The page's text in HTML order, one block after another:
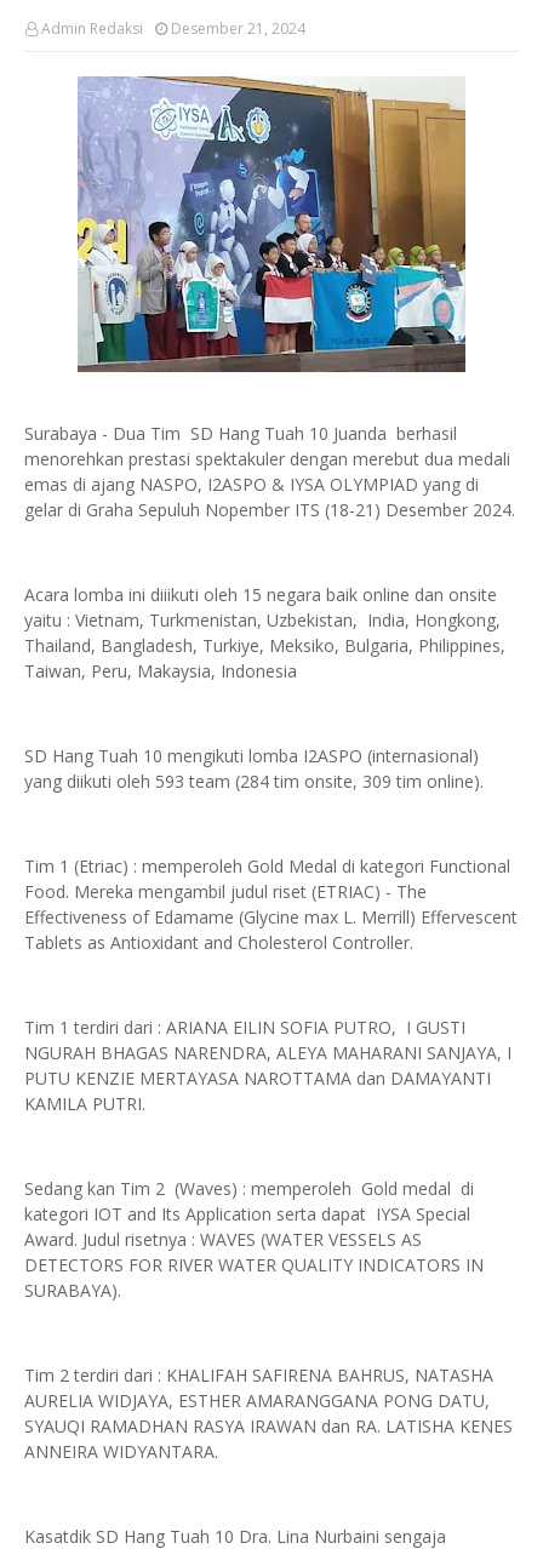
Admin Redaksi Desember 21, 2024
Surabaya - Dua Tim SD Hang Tuah 10 Juanda berhasil
menorehkan prestasi spektakuler dengan merebut dua medali
emas di ajang NASPO, I2ASPO & IYSA OLYMPIAD yang di
gelar di Graha Sepuluh Nopember ITS (18-21) Desember 2024.
Acara lomba ini diiikuti oleh 15 negara baik online dan onsite
yaitu : Vietnam, Turkmenistan, Uzbekistan, India, Hongkong,
Thailand, Bangladesh, Turkiye, Meksiko, Bulgaria, Philippines,
Taiwan, Peru, Makaysia, Indonesia
SD Hang Tuah 10 mengikuti lomba I2ASPO (internasional)
yang diikuti oleh 593 team (284 tim onsite, 309 tim online).
Tim 1 (Etriac) : memperoleh Gold Medal di kategori Functional
Food. Mereka mengambil judul riset (ETRIAC) - The
Effectiveness of Edamame (Glycine max L. Merrill) Effervescent
Tablets as Antioxidant and Cholesterol Controller.
Tim 1 terdiri dari : ARIANA EILIN SOFIA PUTRO, I GUSTI
NGURAH BHAGAS NARENDRA, ALEYA MAHARANI SANJAYA, I
PUTU KENZIE MERTAYASA NAROTTAMA dan DAMAYANTI
KAMILA PUTRI.
Sedang kan Tim 2 (Waves) : memperoleh Gold medal di
kategori IOT and Its Application serta dapat IYSA Special
Award. Judul risetnya : WAVES (WATER VESSELS AS
DETECTORS FOR RIVER WATER QUALITY INDICATORS IN
SURABAYA).
Tim 2 terdiri dari : KHALIFAH SAFIRENA BAHRUS, NATASHA
AURELIA WIDJAYA, ESTHER AMARANGGANA PONG DATU,
SYAUQI RAMADHAN RASYA IRAWAN dan RA. LATISHA KENES
ANNEIRA WIDYANTARA.
Kasatdik SD Hang Tuah 10 Dra. Lina Nurbaini sengaja